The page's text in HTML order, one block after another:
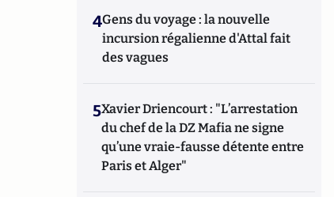
4Gens du voyage : la nouvelle
incursion régalienne d'Attal fait
des vagues
5Xavier Driencourt : "L’arrestation
du chef de la DZ Mafia ne signe
qu’une vraie-fausse détente entre
Paris et Alger"